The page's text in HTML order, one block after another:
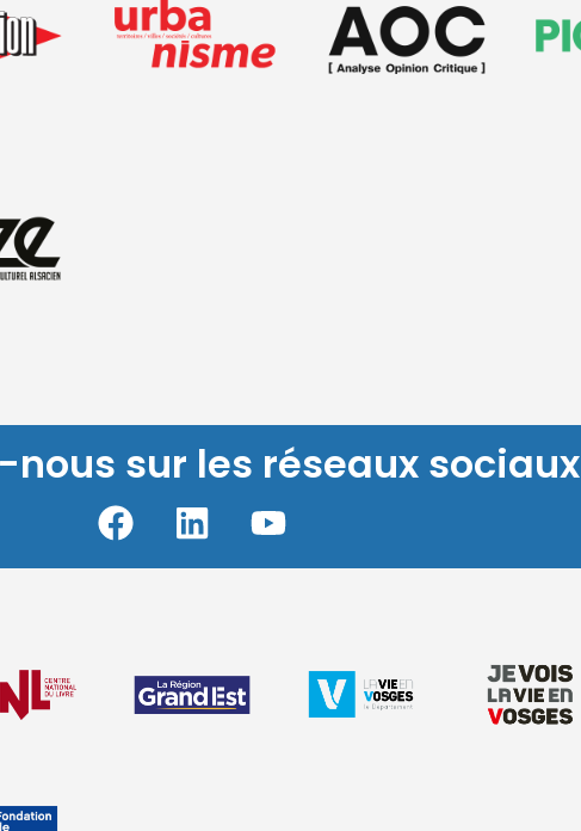
nous sur les réseaux sociaux